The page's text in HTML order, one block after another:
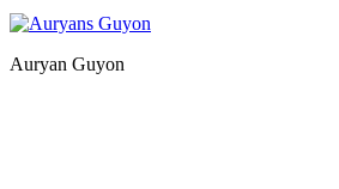
Auryan Guyon